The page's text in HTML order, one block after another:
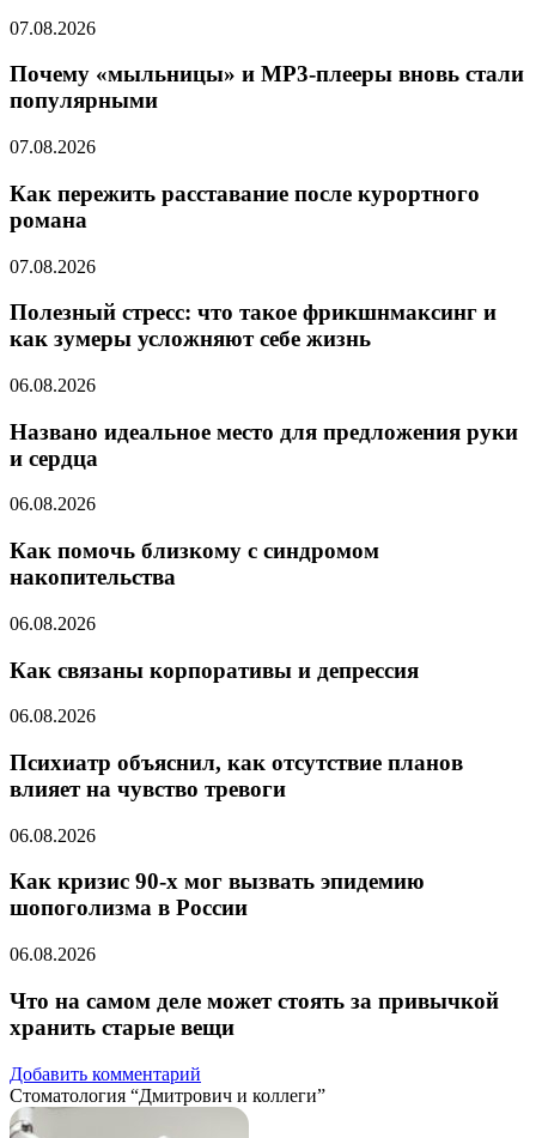
07.08.2026
Почему «мыльницы» и MP3-плееры вновь стали
популярными
07.08.2026
Как пережить расставание после курортного
романа
07.08.2026
Полезный стресс: что такое фрикшнмаксинг и
как зумеры усложняют себе жизнь
06.08.2026
Названо идеальное место для предложения руки
и сердца
06.08.2026
Как помочь близкому с синдромом
накопительства
06.08.2026
Как связаны корпоративы и депрессия
06.08.2026
Психиатр объяснил, как отсутствие планов
влияет на чувство тревоги
06.08.2026
Как кризис 90-х мог вызвать эпидемию
шопоголизма в России
06.08.2026
Что на самом деле может стоять за привычкой
хранить старые вещи
Добавить комментарий
Стоматология “Дмитрович и коллеги”